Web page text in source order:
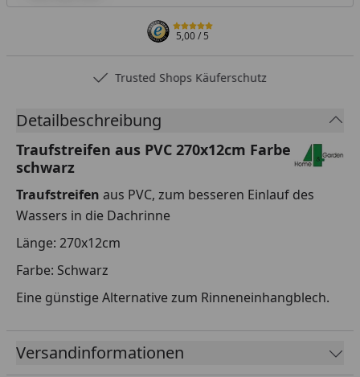
5,00/ 5
Trusted Shops Käuferschutz
Detailbeschreibung
Traufstreifen aus PVC 270x12cm Farbe
schwarz
Traufstreifen aus PVC, zum besseren Einlauf des
Wassers in die Dachrinne
Länge: 270x12cm
Farbe: Schwarz
Eine günstige Alternative zum Rinneneinhangblech.
Versandinformationen